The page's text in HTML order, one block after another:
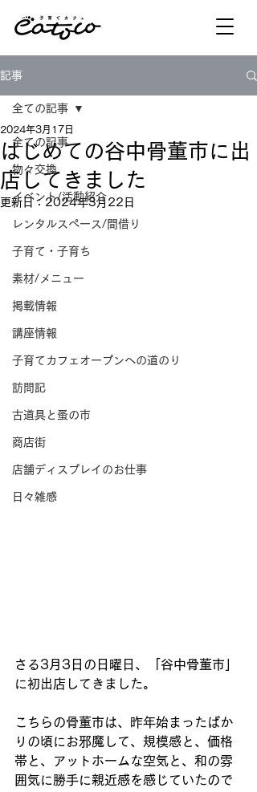
記事
全ての記事
物々交換
イベント/活動紹介
レンタルスペース/間借り
子育て・子育ち
素材/メニュー
掲載情報
講座情報
子育てカフェオープンへの道のり
訪問記
古道具と蚤の市
商店街
店舗ディスプレイのお仕事
日々雑感
全ての記事
はじめての谷中骨董市に出
店してきました
2024年3月17日
更新日： 2024年3月22日
さる3月3日の日曜日、「谷中骨董市」
に初出店してきました。
こちらの骨董市は、昨年始まったばか
りの頃にお邪魔して、規模感と、価格
帯と、アットホームな空気と、和の雰
囲気に勝手に親近感を感じていたので